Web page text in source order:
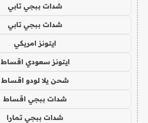
شدات ببجي تابي
شدات ببجي تابي
ايتونز امريكي
ايتونز سعودي اقساط
شحن يلا لودو اقساط
شدات ببجي اقساط
شدات ببجي تمارا